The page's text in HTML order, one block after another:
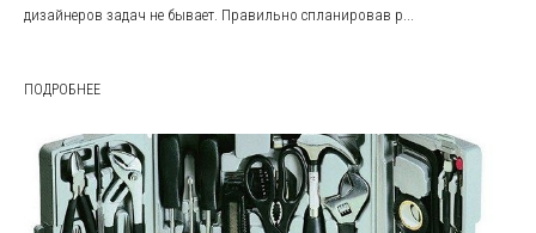
дизайнеров задач не бывает. Правильно спланировав р...
ПОДРОБНЕЕ